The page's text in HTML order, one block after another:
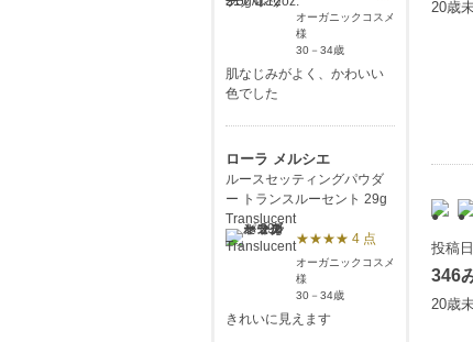
20歳
投稿
346
20歳
オーガニックコスメ
様
30－34歳
肌なじみがよく、かわいい
色でした
ローラ メルシエ
ルースセッティングパウダ
ー トランスルーセント 29g
Translucent
★★★★ 4 点
オーガニックコスメ
様
30－34歳
きれいに見えます